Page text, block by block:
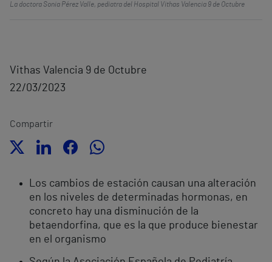
La doctora Sonia Pérez Valle, pediatra del Hospital Vithas Valencia 9 de Octubre
Vithas Valencia 9 de Octubre
22/03/2023
Compartir
Los cambios de estación causan una alteración
en los niveles de determinadas hormonas, en
concreto hay una disminución de la
betaendorfina, que es la que produce bienestar
en el organismo